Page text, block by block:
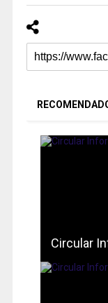
Circular